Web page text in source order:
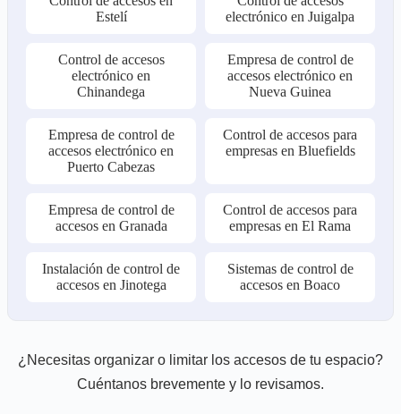
Estelí
electrónico en Juigalpa
Control de accesos
electrónico en
Chinandega
Empresa de control de
accesos electrónico en
Nueva Guinea
Empresa de control de
accesos electrónico en
Puerto Cabezas
Control de accesos para
empresas en Bluefields
Empresa de control de
accesos en Granada
Control de accesos para
empresas en El Rama
Instalación de control de
accesos en Jinotega
Sistemas de control de
accesos en Boaco
¿Necesitas organizar o limitar los accesos de tu espacio?
Cuéntanos brevemente y lo revisamos.